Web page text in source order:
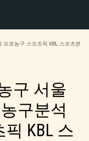
프로농구 스포츠픽 KBL 스포츠분
구 서울
농구분석
KBL 스